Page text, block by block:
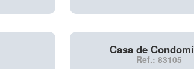
Casa de
Ref.: 83105